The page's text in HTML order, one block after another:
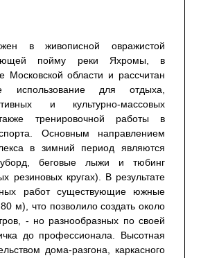
в живописной овражистой
пойму реки Яхромы, в
Московской области и рассчитан
использование для отдыха,
и культурно-массовых
тренировочной работы в
Основным направлением
в зимний период являются
беговые лыжи и тюбинг
резиновых кругах). В результате
работ существующие южные
м), что позволило создать около
- но разнообразных по своей
до профессионала. Высотная
дома-разгона, каркасного